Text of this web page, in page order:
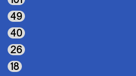
49
40
26
18